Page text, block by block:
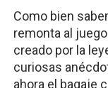
Como bien
remonta al
creado por la
curiosas
ahora el bagaje